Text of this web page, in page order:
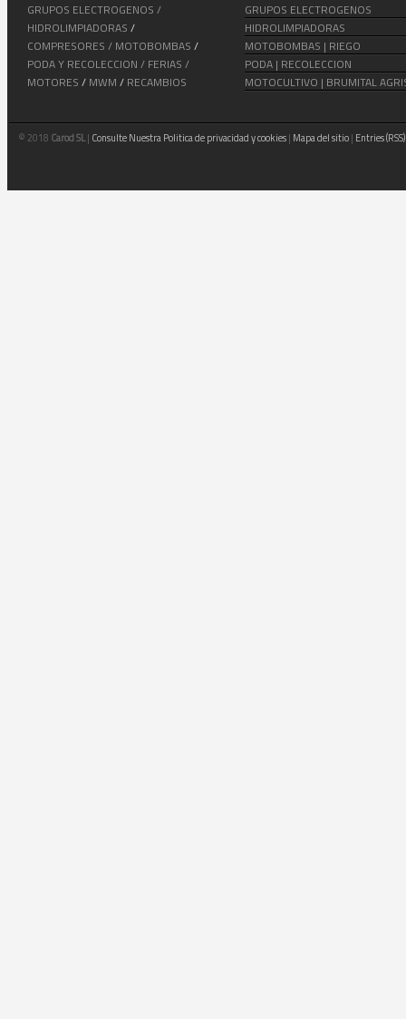
GRUPOS ELECTROGENOS /
HIDROLIMPIADORAS /
COMPRESORES / MOTOBOMBAS /
PODA Y RECOLECCION / FERIAS /
MOTORES / MWM / RECAMBIOS
GRUPOS ELECTROGENOS
HIDROLIMPIADORAS
MOTOBOMBAS | RIEGO
PODA | RECOLECCION
MOTOCULTIVO | BRUMITAL
© 2018 Carod SL| Consulte Nuestra Politica de privacidad y cookies| Mapa del sitio| Entries (RSS)